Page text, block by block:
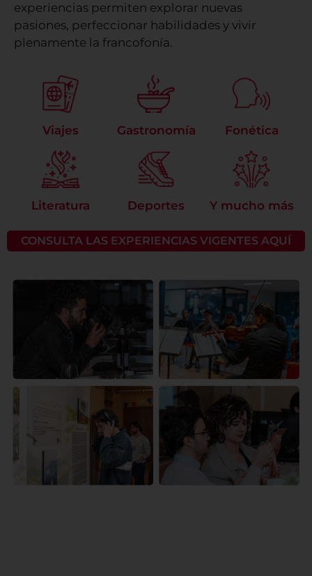
experiencias permiten explorar nuevas
pasiones, perfeccionar habilidades y vivir
plenamente la francofonía.
Viajes Gastronomía Fonética
Literatura Deportes Y mucho más
CONSULTA LAS EXPERIENCIAS VIGENTES AQUÍ